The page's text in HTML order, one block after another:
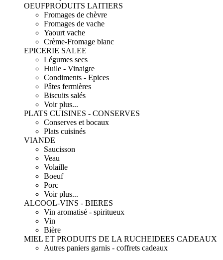
OEUFPRODUITS LAITIERS
Fromages de chèvre
Fromages de vache
Yaourt vache
Crème-Fromage blanc
EPICERIE SALEE
Légumes secs
Huile - Vinaigre
Condiments - Epices
Pâtes fermières
Biscuits salés
Voir plus...
PLATS CUISINES - CONSERVES
Conserves et bocaux
Plats cuisinés
VIANDE
Saucisson
Veau
Volaille
Boeuf
Porc
Voir plus...
ALCOOL-VINS - BIERES
Vin aromatisé - spiritueux
Vin
Bière
MIEL ET PRODUITS DE LA RUCHEIDEES CADEAUX
Autres paniers garnis - coffrets cadeaux